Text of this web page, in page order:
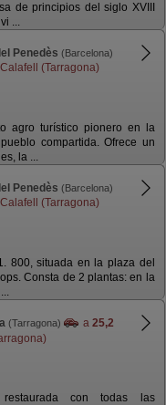
de principios del siglo XVIII
...
Penedès (Barcelona)
(Tarragona)
agro turístico pionero en la
compartida. Ofrece un
la ...
Penedès (Barcelona)
(Tarragona)
800, situada en la plaza del
Consta de 2 plantas: en la
(Tarragona) a 25,2
con todas las